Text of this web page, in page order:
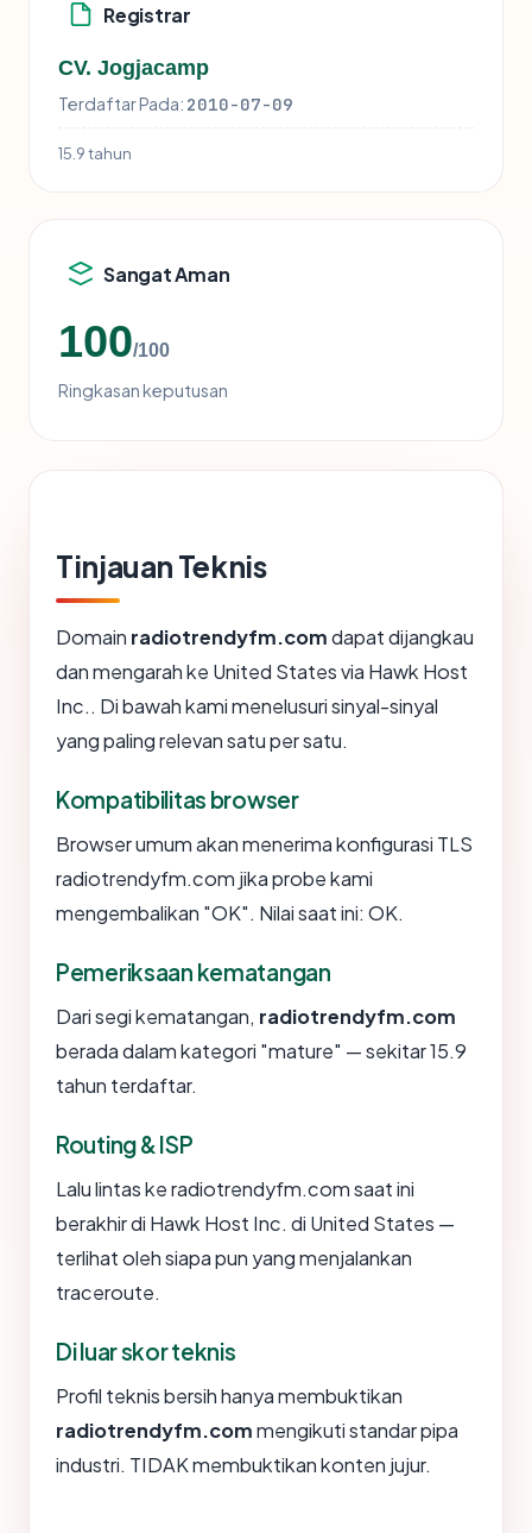
Registrar
CV. Jogjacamp
Terdaftar Pada: 2010-07-09
15.9 tahun
Sangat Aman
100/100
Ringkasan keputusan
Tinjauan Teknis
Domain radiotrendyfm.comdapat dijangkau
dan mengarah ke United States via Hawk Host
Inc.. Di bawah kami menelusuri sinyal-sinyal
yang paling relevan satu per satu.
Kompatibilitas browser
Browser umum akan menerima konfigurasi TLS
radiotrendyfm.com jika probe kami
mengembalikan "OK". Nilai saat ini: OK.
Pemeriksaan kematangan
Dari segi kematangan, radiotrendyfm.com
berada dalam kategori "mature" — sekitar 15.9
tahun terdaftar.
Routing & ISP
Lalu lintas ke radiotrendyfm.com saat ini
berakhir di Hawk Host Inc. di United States —
terlihat oleh siapa pun yang menjalankan
traceroute.
Di luar skor teknis
Profil teknis bersih hanya membuktikan
radiotrendyfm.commengikuti standar pipa
industri. TIDAK membuktikan konten jujur.